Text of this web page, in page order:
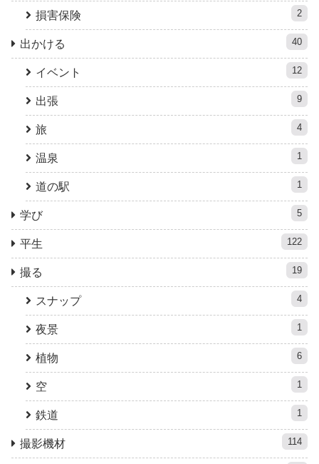
損害保険 2
出かける 40
イベント 12
出張 9
旅 4
温泉 1
道の駅 1
学び 5
平生 122
撮る 19
スナップ 4
夜景 1
植物 6
空 1
鉄道 1
撮影機材 114